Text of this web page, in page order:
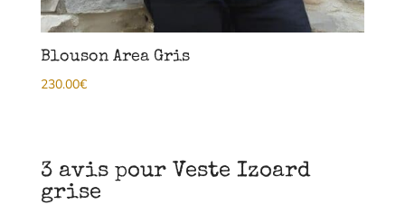
Blouson Area Gris
230.00€
3 avis pour Veste Izoard
grise